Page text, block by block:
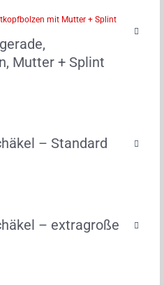
Mutter + Splint
– Standard
– extragroße